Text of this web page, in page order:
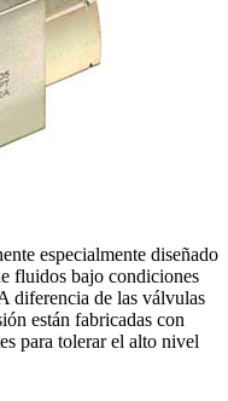
especialmente diseñado
fluidos bajo condiciones
diferencia de las válvulas
están fabricadas con
para tolerar el alto nivel